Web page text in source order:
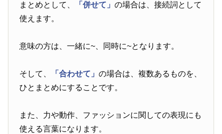
まとめとして、 「併せて」の場合は、接続詞として
使えます。
意味の方は、一緒に~、同時に~となります。
そして、 「合わせて」の場合は、複数あるものを、
ひとまとめにすることです。
また、力や動作、ファッションに関しての表現にも
使える言葉になります。